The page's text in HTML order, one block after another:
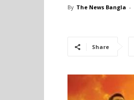
By The News Bangla -
Share